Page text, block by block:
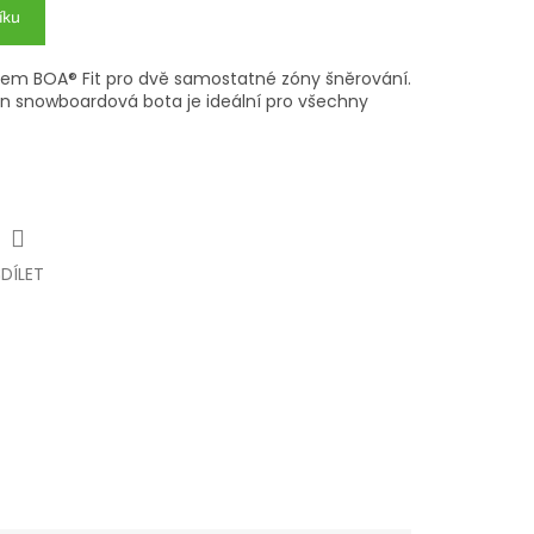
BOA® Fit pro dvě samostatné zóny šněrování.
snowboardová bota je ideální pro všechny